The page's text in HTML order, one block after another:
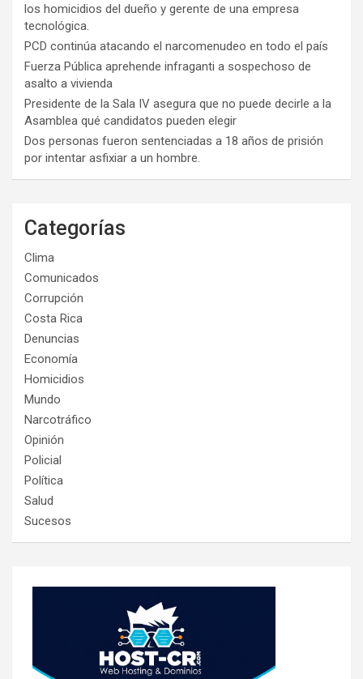
los homicidios del dueño y gerente de una empresa
tecnológica.
PCD continúa atacando el narcomenudeo en todo el país
Fuerza Pública aprehende infraganti a sospechoso de
asalto a vivienda
Presidente de la Sala IV asegura que no puede decirle a la
Asamblea qué candidatos pueden elegir
Dos personas fueron sentenciadas a 18 años de prisión
por intentar asfixiar a un hombre.
Categorías
Clima
Comunicados
Corrupción
Costa Rica
Denuncias
Economía
Homicidios
Mundo
Narcotráfico
Opinión
Policial
Política
Salud
Sucesos